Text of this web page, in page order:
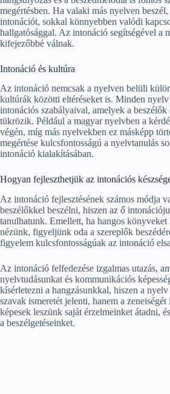
megértésben. Ha valaki más nyelven
intonációt, sokkal könnyebben valódi
hallgatósággal. Az intonáció segítségével a
kifejezőbbé válnak.
Intonáció és kultúra
Az intonáció nemcsak a nyelven belüli
kultúrák közötti eltéréseket is. Minden
intonációs szabályaival, amelyek a beszélők
tükrözik. Például a magyar nyelvben a
végén, míg más nyelvekben ez másképp
megértése kulcsfontosságú a nyelvtanulás
intonáció kialakításában.
Hogyan fejleszthetjük az intonációs
Az intonáció fejlesztésének számos módja
beszélőkkel beszélni, hiszen az ő
tanulhatunk. Emellett, ha hangos
nézünk, figyeljünk oda a szereplők
figyelem kulcsfontosságúak az intonáció
Az intonáció felfedezése izgalmas utazás,
nyelvtudásunkat és kommunikációs
kísérletezni a hangzásunkkal, hiszen a nyelv
szavak ismeretét jelenti, hanem a
képesek leszünk saját érzelmeinket átadni,
a beszélgetéseinket.